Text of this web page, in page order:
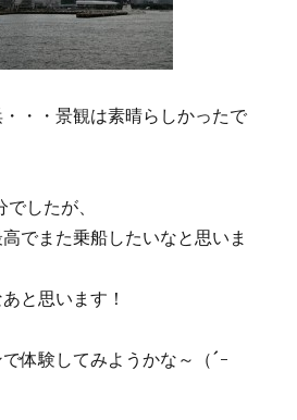
・・景観は素晴らしかったで
したが、
でまた乗船したいなと思いま
と思います！
体験してみようかな～（´-